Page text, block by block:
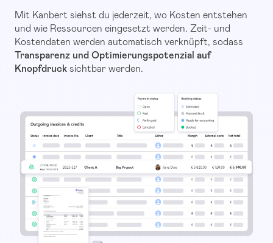
Mit Kanbert siehst du jederzeit, wo Kosten entstehen
und wie Ressourcen eingesetzt werden. Zeit- und
Kostendaten werden automatisch verknüpft, sodass
Transparenz und Optimierungspotenzial auf
Knopfdruck sichtbar werden.